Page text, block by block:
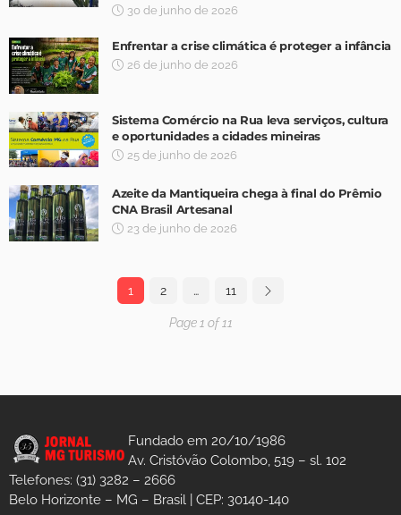
30 de junho de 2026
Enfrentar a crise climática é proteger a infância
26 de junho de 2026
Sistema Comércio na Rua leva serviços, cultura
e oportunidades a cidades mineiras
25 de junho de 2026
Azeite da Mantiqueira chega à final do Prêmio
CNA Brasil Artesanal
23 de junho de 2026
1 2 … 11
Page 1 of 11
Fundado em 20/10/1986
Av. Cristóvão Colombo, 519 – sl. 102
Telefones: (31) 3282 – 2666
Belo Horizonte – MG – Brasil | CEP: 30140-140